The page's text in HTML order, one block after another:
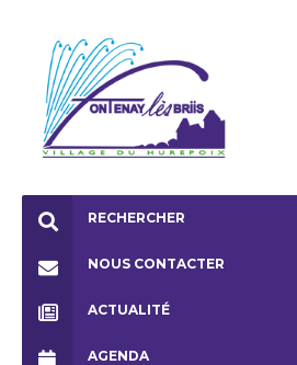
RECHERCHER
NOUS CONTACTER
ACTUALITÉ
AGENDA